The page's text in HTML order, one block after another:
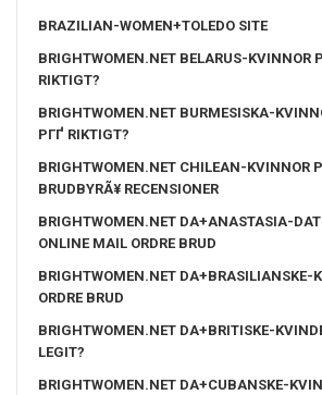
BRAZILIAN-WOMEN+TOLEDO SITE
BRIGHTWOMEN.NET BELARUS-KVINNOR
RIKTIGT?
BRIGHTWOMEN.NET BURMESISKA-
PГҐ RIKTIGT?
BRIGHTWOMEN.NET CHILEAN-KVINNOR
BRUDBYRÃ¥ RECENSIONER
BRIGHTWOMEN.NET DA+ANASTASIA-
ONLINE MAIL ORDRE BRUD
BRIGHTWOMEN.NET DA+BRASILIANSKE-
ORDRE BRUD
BRIGHTWOMEN.NET DA+BRITISKE-
LEGIT?
BRIGHTWOMEN.NET DA+CUBANSKE-